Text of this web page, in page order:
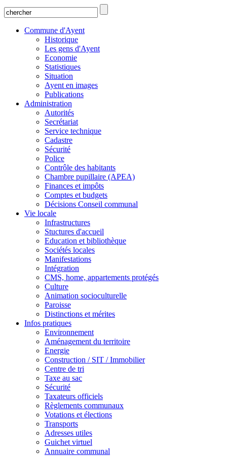
Commune d'Ayent
Historique
Les gens d'Ayent
Economie
Statistiques
Situation
Ayent en images
Publications
Administration
Autorités
Secrétariat
Service technique
Cadastre
Sécurité
Police
Contrôle des habitants
Chambre pupillaire (APEA)
Finances et impôts
Comptes et budgets
Décisions Conseil communal
Vie locale
Infrastructures
Stuctures d'accueil
Education et bibliothèque
Sociétés locales
Manifestations
Intégration
CMS, home, appartements protégés
Culture
Animation socioculturelle
Paroisse
Distinctions et mérites
Infos pratiques
Environnement
Aménagement du territoire
Energie
Construction / SIT / Immobilier
Centre de tri
Taxe au sac
Sécurité
Taxateurs officiels
Règlements communaux
Votations et élections
Transports
Adresses utiles
Guichet virtuel
Annuaire communal